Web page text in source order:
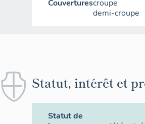
Couverturescroupe
demi-croupe
Statut, intérêt et
Statut de